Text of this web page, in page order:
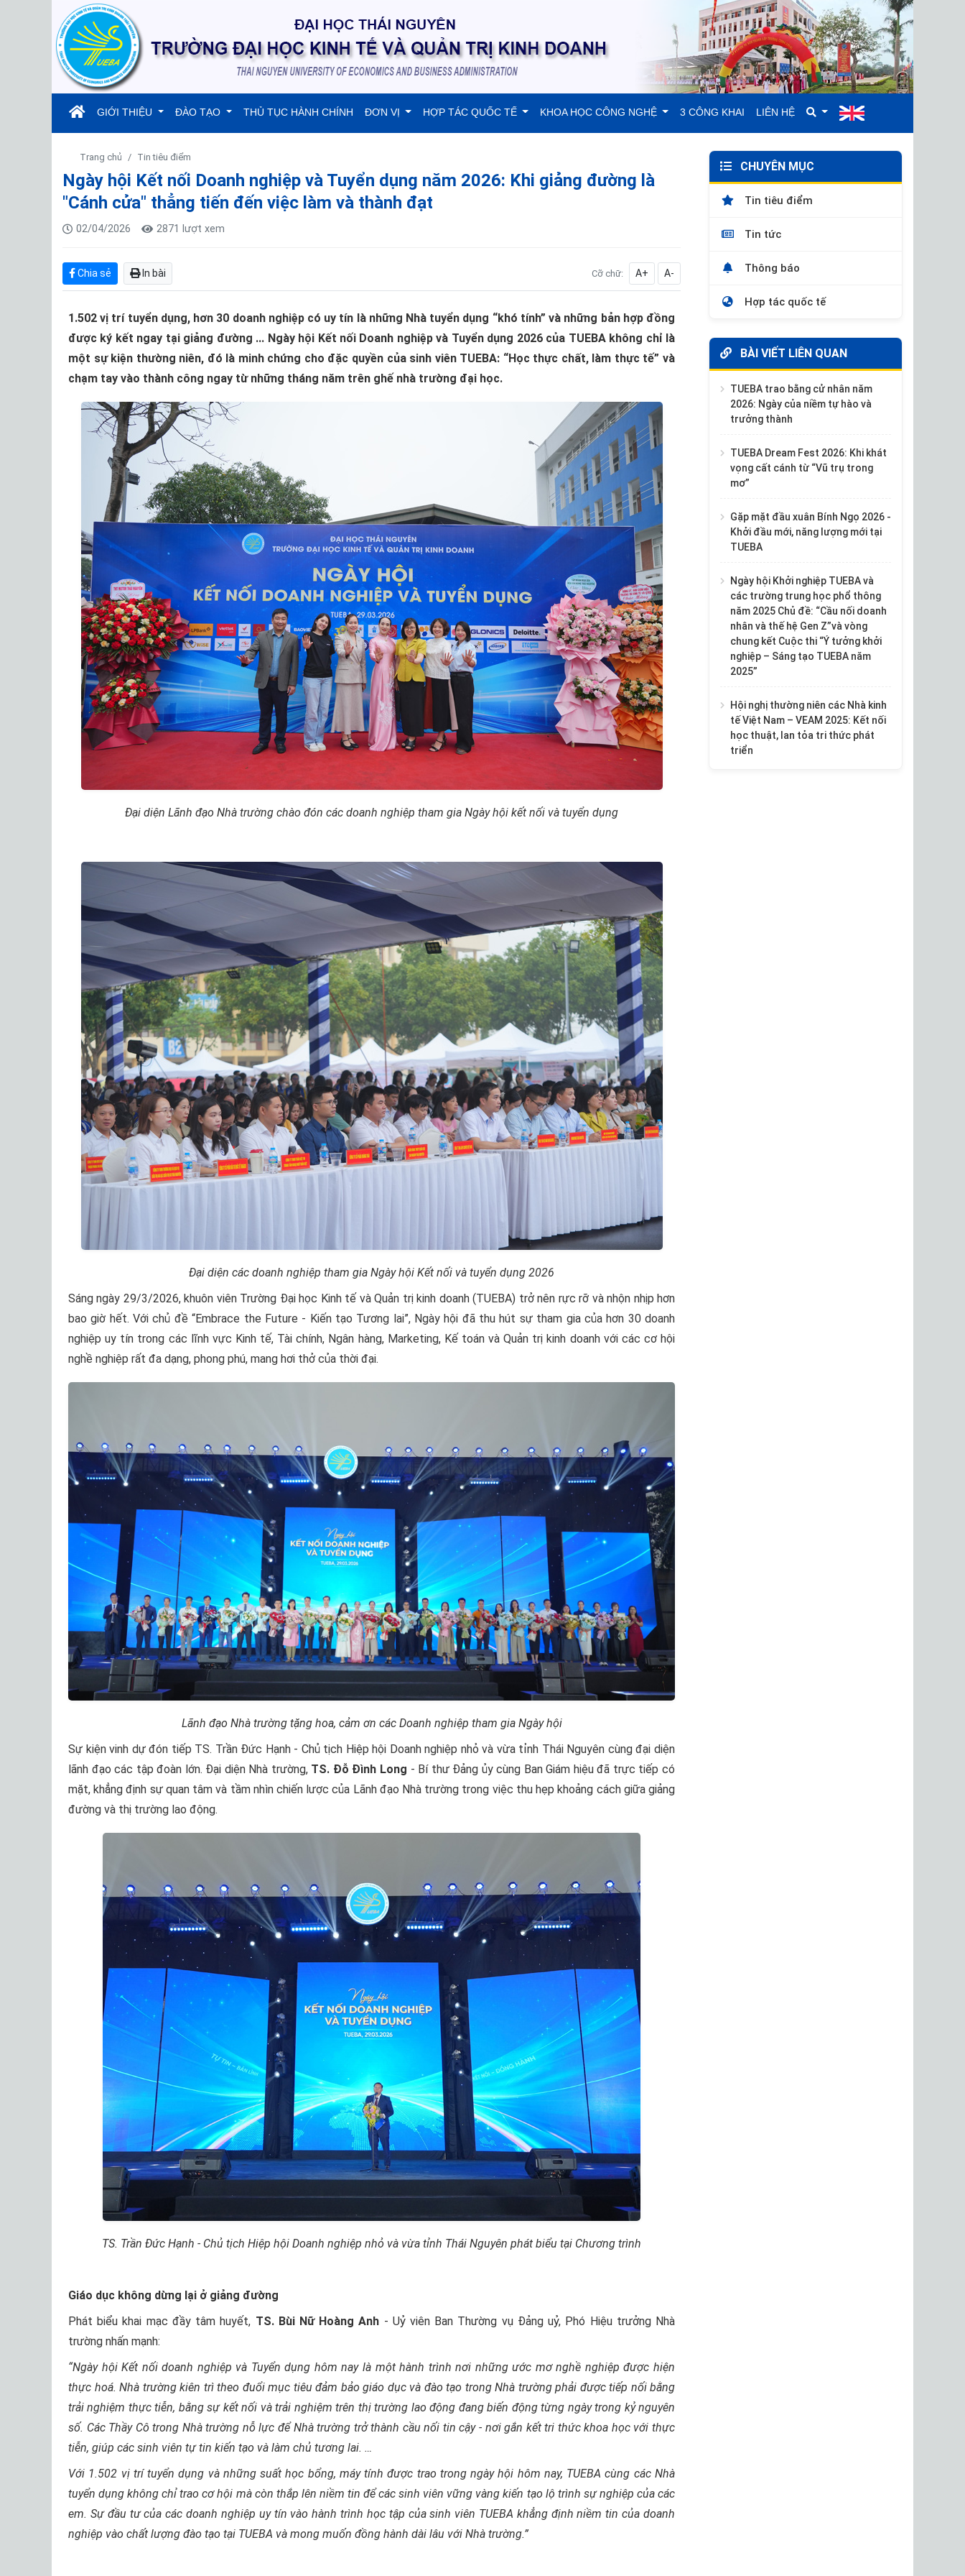
(current)
GIỚI THIỆU ĐÀO TẠO THỦ TỤC HÀNH CHÍNH ĐƠN VỊ HỢP TÁC QUỐC TẾ KHOA HỌC CÔNG NGHỆ 3 CÔNG KHAI LIÊN HỆ
Trang chủ Tin tiêu điểm
Ngày hội Kết nối Doanh nghiệp và Tuyển dụng năm 2026: Khi giảng đường là
"Cánh cửa" thẳng tiến đến việc làm và thành đạt
02/04/2026 2871 lượt xem
Chia sẻ In bài Cỡ chữ: A+ A-
1.502 vị trí tuyển dụng, hơn 30 doanh nghiệp có uy tín là những Nhà tuyển dụng “khó tính” và những bản hợp đồng
được ký kết ngay tại giảng đường ... Ngày hội Kết nối Doanh nghiệp và Tuyển dụng 2026 của TUEBA không chỉ là
một sự kiện thường niên, đó là minh chứng cho đặc quyền của sinh viên TUEBA: “Học thực chất, làm thực tế” và
chạm tay vào thành công ngay từ những tháng năm trên ghế nhà trường đại học.
Đại diện Lãnh đạo Nhà trường chào đón các doanh nghiệp tham gia Ngày hội kết nối và tuyển dụng
Đại diện các doanh nghiệp tham gia Ngày hội Kết nối và tuyển dụng 2026
Sáng ngày 29/3/2026, khuôn viên Trường Đại học Kinh tế và Quản trị kinh doanh (TUEBA) trở nên rực rỡ và nhộn nhịp hơn
bao giờ hết. Với chủ đề “Embrace the Future - Kiến tạo Tương lai”, Ngày hội đã thu hút sự tham gia của hơn 30 doanh
nghiệp uy tín trong các lĩnh vực Kinh tế, Tài chính, Ngân hàng, Marketing, Kế toán và Quản trị kinh doanh với các cơ hội
nghề nghiệp rất đa dạng, phong phú, mang hơi thở của thời đại.
Lãnh đạo Nhà trường tặnghoa, cảm ơn các Doanh nghiệp tham gia Ngày hội
Sự kiện vinh dự đón tiếp TS. Trần Đức Hạnh - Chủ tịch Hiệp hội Doanh nghiệp nhỏ và vừa tỉnh Thái Nguyên cùng đại diện
lãnh đạo các tập đoàn lớn. Đại diện Nhà trường, TS. Đỗ Đình Long - Bí thư Đảng ủy cùng Ban Giám hiệu đã trực tiếp có
mặt, khẳng định sự quan tâm và tầm nhìn chiến lược của Lãnh đạo Nhà trường trong việc thu hẹp khoảng cách giữa giảng
đường và thị trường lao động.
TS. Trần Đức Hạnh - Chủ tịch Hiệp hội Doanh nghiệp nhỏ và vừa tỉnh Thái Nguyên phát biểu tại Chương trình
Giáo dục không dừng lại ở giảng đường
Phát biểu khai mạc đầy tâm huyết, TS. Bùi Nữ Hoàng Anh - Uỷ viên Ban Thường vụ Đảng uỷ, Phó Hiệu trưởng Nhà
trường nhấn mạnh:
“Ngày hội Kết nối doanh nghiệp và Tuyển dụng hôm nay là một hành trình nơi những ước mơ nghề nghiệp được hiện
thực hoá. Nhà trường kiên trì theo đuổi mục tiêu đảm bảo giáo dục và đào tạo trong Nhà trường phải được tiếp nối bằng
trải nghiệm thực tiễn, bằng sự kết nối và trải nghiệm trên thị trường lao động đang biến động từng ngày trong kỷ nguyên
số. Các Thầy Cô trong Nhà trường nỗ lực để Nhà trường trở thành cầu nối tin cậy - nơi gắn kết tri thức khoa học với thực
tiễn, giúp các sinh viên tự tin kiến tạo và làm chủ tương lai. …
Với 1.502 vị trí tuyển dụng và những suất học bổng, máy tính được trao trong ngày hội hôm nay, TUEBA cùng các Nhà
tuyển dụng không chỉ trao cơ hội mà còn thắp lên niềm tin để các sinh viên vững vàng kiến tạo lộ trình sự nghiệp của các
em. Sự đầu tư của các doanh nghiệp uy tín vào hành trình học tập của sinh viên TUEBA khẳng định niềm tin của doanh
nghiệp vào chất lượng đào tạo tại TUEBA và mong muốn đồng hành dài lâu với Nhà trường.”
CHUYÊN MỤC
Tin tiêu điểm
Tin tức
Thông báo
Hợp tác quốc tế
BÀI VIẾT LIÊN QUAN
TUEBA trao bằng cử nhân năm
2026: Ngày của niềm tự hào và
trưởng thành
TUEBA Dream Fest 2026: Khi khát
vọng cất cánh từ “Vũ trụ trong
mơ”
Gặp mặt đầu xuân Bính Ngọ 2026 -
Khởi đầu mới, năng lượng mới tại
TUEBA
Ngày hội Khởi nghiệp TUEBA và
các trường trung học phổ thông
năm 2025 Chủ đề: “Cầu nối doanh
nhân và thế hệ Gen Z”và vòng
chung kết Cuộc thi “Ý tưởng khởi
nghiệp – Sáng tạo TUEBA năm
2025”
Hội nghị thường niên các Nhà kinh
tế Việt Nam – VEAM 2025: Kết nối
học thuật, lan tỏa tri thức phát
triển